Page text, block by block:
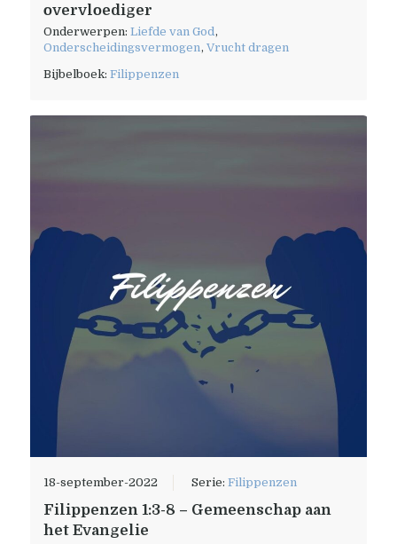
overvloediger
Onderwerpen:Liefde van God ,
Onderscheidingsvermogen ,Vrucht dragen
Bijbelboek:Filippenzen
18-september-2022 Serie:Filippenzen
Filippenzen 1:3-8 – Gemeenschap aan
het Evangelie